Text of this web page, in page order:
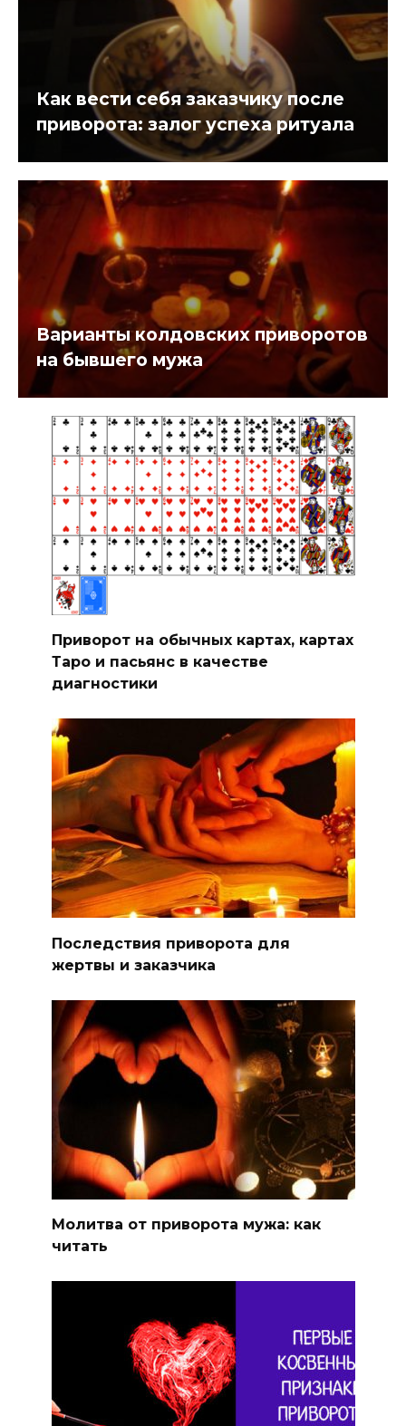
Как вести себя заказчику после
приворота: залог успеха ритуала
Варианты колдовских приворотов
на бывшего мужа
Приворот на обычных картах, картах
Таро и пасьянс в качестве
диагностики
Последствия приворота для
жертвы и заказчика
Молитва от приворота мужа: как
читать